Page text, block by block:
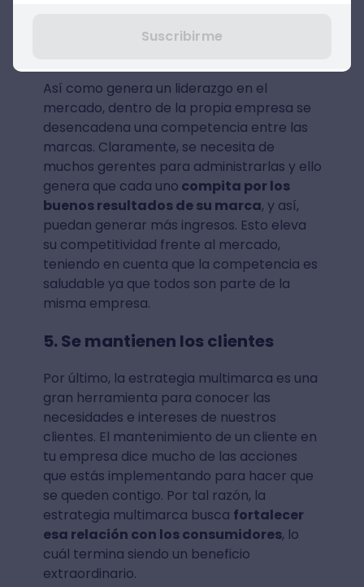
4. Promueve la competencia
Así como genera un liderazgo en el
mercado, dentro de la propia empresa se
desencadena una competencia entre las
marcas. Claramente, se necesita de
muchos gerentes para administrarlas y ello
genera que cada uno compita por los
buenos resultados de su marca, y así,
puedan generar más ingresos. Esto eleva
su competitividad frente al mercado,
teniendo en cuenta que la competencia es
saludable ya que todos son parte de la
misma empresa.
5. Se mantienen los clientes
Por último, la estrategia multimarca es una
gran herramienta para conocer las
necesidades e intereses de nuestros
clientes. El mantenimiento de un cliente en
tu empresa dice mucho de las acciones
que estás implementando para hacer que
se queden contigo. Por tal razón, la
estrategia multimarca busca fortalecer
esa relación con los consumidores, lo
cuál termina siendo un beneficio
extraordinario.
Suscribirme